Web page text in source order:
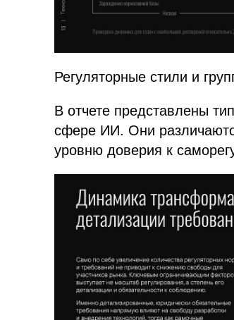
Регуляторные стили и
В отчете представлены
сфере ИИ. Они
уровню доверия к